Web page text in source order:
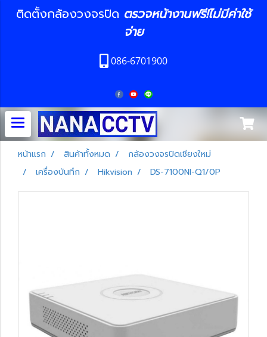
ติดตั้งกล้องวงจรปิด ตรวจหน้างานฟรี!ไม่มีค่าใช้
จ่าย
086-6701900
หน้าแรก สินค้าทั้งหมด
กล้องวงจรปิดเชียงใหม่
เครื่องบันทึก
Hikvision DS-7100NI-Q1/0P